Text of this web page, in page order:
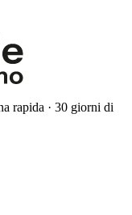
rapida · 30 giorni di